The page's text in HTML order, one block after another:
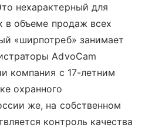
нехарактерный для
в объеме продаж всех
«ширпотреб» занимает
AdvoCam
компания с 17-летним
охранного
же, на собственном
контроль качества